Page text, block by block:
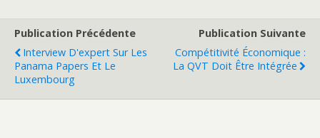
Publication Précédente
Interview D'expert Sur Les
Panama Papers Et Le
Luxembourg
Publication Suivante
Compétitivité Économique :
La QVT Doit Être Intégrée